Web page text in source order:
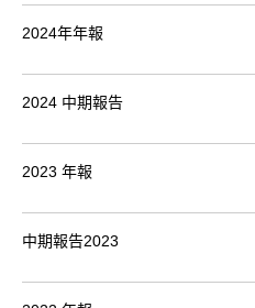
2024年年報
2024 中期報告
2023 年報
中期報告2023